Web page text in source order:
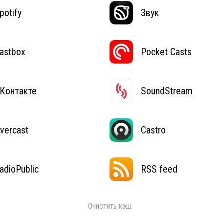
Звук
Pocket Casts
SoundStream
Castro
RSS feed
Очистить кэш